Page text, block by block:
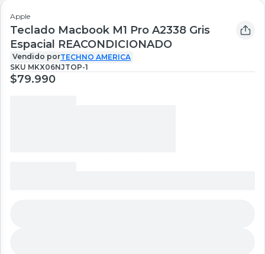
Apple
Teclado Macbook M1 Pro A2338 Gris
Espacial REACONDICIONADO
Vendido porTECHNO AMERICA
SKU MKX06NJTOP-1
$79.990